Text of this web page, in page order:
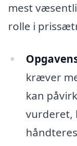
mest
rolle i
kræver
kan
vurderet,